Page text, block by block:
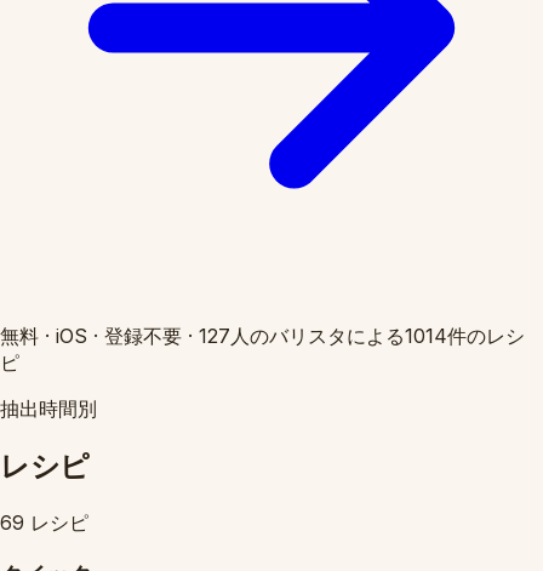
無料 · iOS · 登録不要 · 127人のバリスタによる1014件のレシ
ピ
抽出時間別
レシピ
69 レシピ